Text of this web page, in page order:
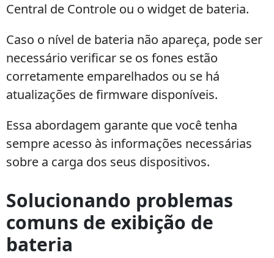
Central de Controle ou o widget de bateria.
Caso o nível de bateria não apareça, pode ser
necessário verificar se os fones estão
corretamente emparelhados ou se há
atualizações de firmware disponíveis.
Essa abordagem garante que você tenha
sempre acesso às informações necessárias
sobre a carga dos seus dispositivos.
Solucionando problemas
comuns de exibição de
bateria